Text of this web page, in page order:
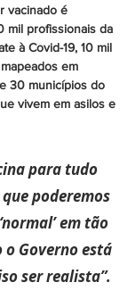
vacinado é
mil profissionais da
à Covid-19, 10 mil
em
30 municípios do
vivem em asilos e
para tudo
poderemos
em tão
Governo está
ser realista”.